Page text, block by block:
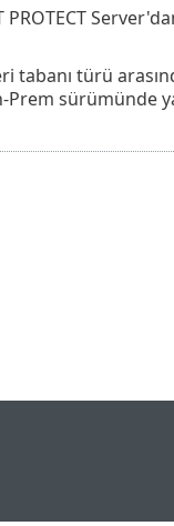
PROTECT
tabanı türü
Prem sürümünde